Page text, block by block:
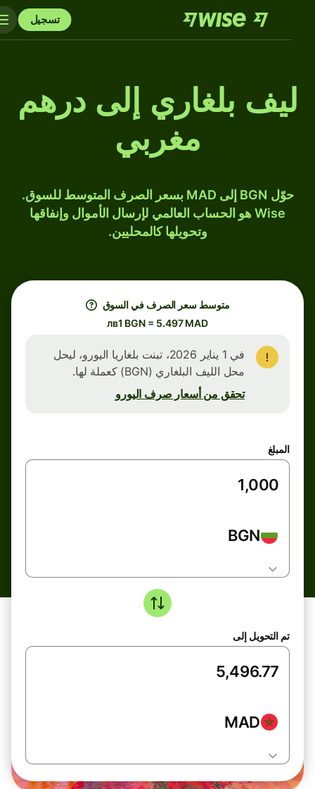
تسجيل
ليف بلغاري إلى درهم
مغربي
حوّل BGN إلى MAD بسعر الصرف المتوسط للسوق.
Wise هو الحساب العالمي لإرسال الأموال وإنفاقها
وتحويلها كالمحليين.
متوسط ​​سعر الصرف في السوق
лв1 BGN = 5.497 MAD
في 1 يناير 2026، تبنت بلغاريا اليورو، ليحل
محل الليف البلغاري (BGN) كعملة لها.
تحقق من أسعار صرف اليورو
المبلغ
BGN
تم التحويل إلى
MAD